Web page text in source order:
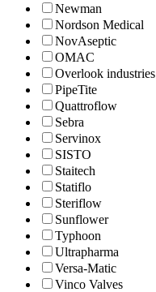
Newman
Nordson Medical
NovAseptic
OMAC
Overlook industries
PipeTite
Quattroflow
Sebra
Servinox
SISTO
Staitech
Statiflo
Steriflow
Sunflower
Typhoon
Ultrapharma
Versa-Matic
Vinco Valves